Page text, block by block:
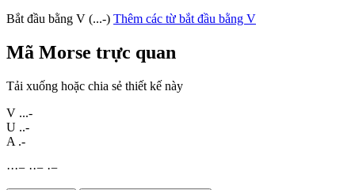
Bắt đầu bằng V (...-) Thêm các từ bắt đầu bằng V
Mã Morse trực quan
Tải xuống hoặc chia sẻ thiết kế này
V ...-
U ..-
A .-
···− ··− ·−